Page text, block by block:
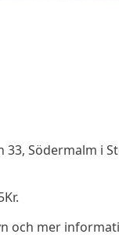
Södermalm i
och mer